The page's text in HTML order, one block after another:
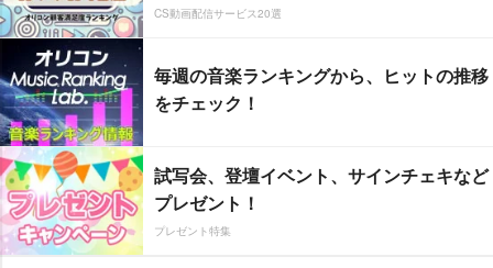
CS動画配信サービス20選
毎週の音楽ランキングから、ヒットの推移
をチェック！
試写会、登壇イベント、サインチェキなど
プレゼント！
プレゼント特集